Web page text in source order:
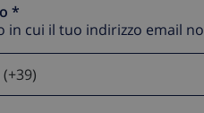
*
in cui il tuo indirizzo email